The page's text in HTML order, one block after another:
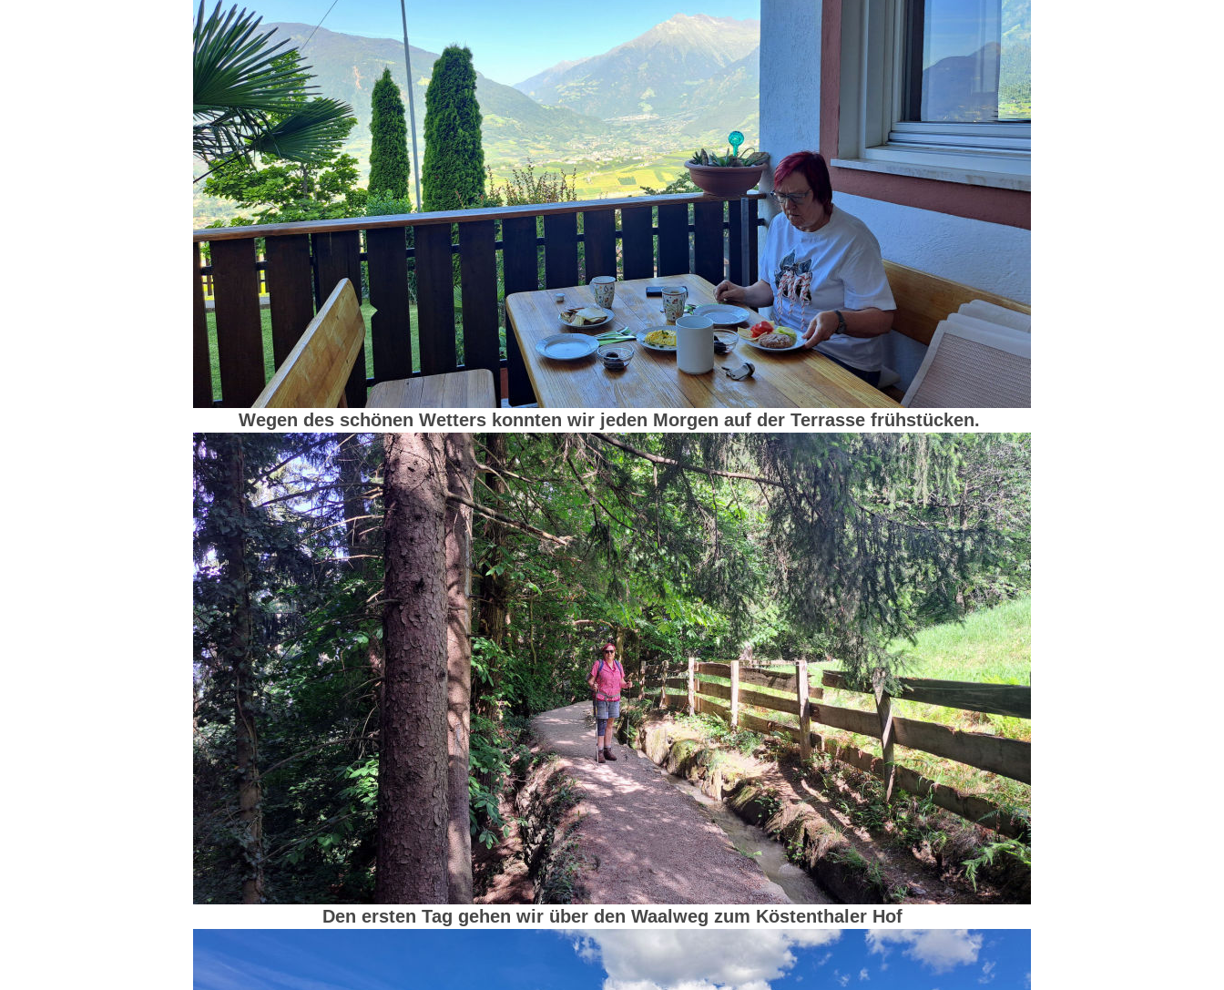
Wegen des schönen Wetters konnten wir jeden Morgen auf der Terrasse frühstücken.
Den ersten Tag gehen wir über den Waalweg zum Köstenthaler Hof